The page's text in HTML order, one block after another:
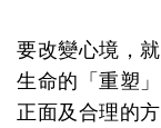
要改變心境，
生命的「重塑
正面及合理的